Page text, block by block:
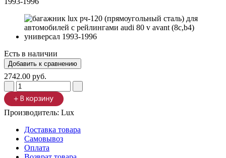
Есть в наличии
2742.00 руб.
Производитель: Lux
Доставка товара
Самовывоз
Оплата